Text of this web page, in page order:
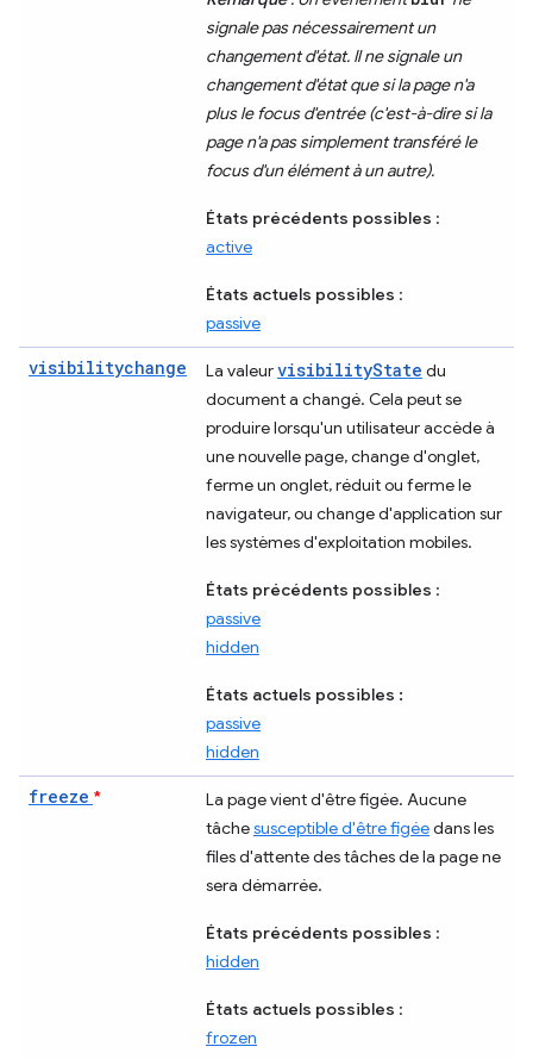
signale pas nécessairement un
changement d'état. Il ne signale un
changement d'état que si la page n'a
plus le focus d'entrée (c'est-à-dire si la
page n'a pas simplement transféré le
focus d'un élément à un autre).
États précédents possibles :
active
États actuels possibles :
passive
visibilitychange La valeurvisibilityState du
document a changé. Cela peut se
produire lorsqu'un utilisateur accède à
une nouvelle page, change d'onglet,
ferme un onglet, réduit ou ferme le
navigateur, ou change d'application sur
les systèmes d'exploitation mobiles.
États précédents possibles :
passive
hidden
États actuels possibles :
passive
hidden
freeze *
La page vient d'être figée. Aucune
tâchesusceptible d'être figéedans les
files d'attente des tâches de la page ne
sera démarrée.
États précédents possibles :
hidden
États actuels possibles :
frozen